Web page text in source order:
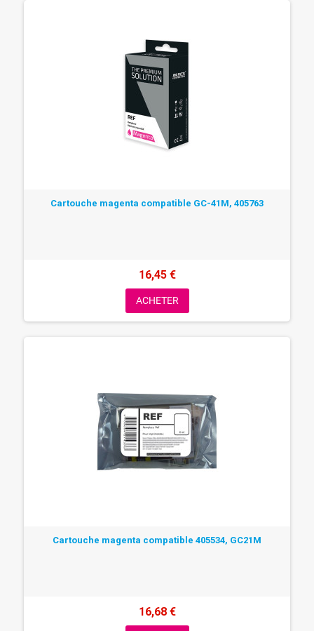
Cartouche magenta compatible GC-41M, 405763
16,45 €
ACHETER
Cartouche magenta compatible 405534, GC21M
16,68 €